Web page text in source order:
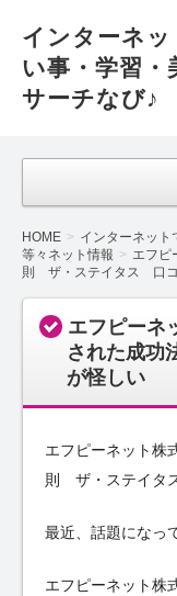
インターネッ
い事・学習・
サーチなび♪
HOME
インターネット
等々ネット情報
エフピ
則 ザ・ステイタス 口
エフピーネ
された成
が怪しい
エフピーネット株
則 ザ・ステイタ
最近、話題になっ
エフピーネット株